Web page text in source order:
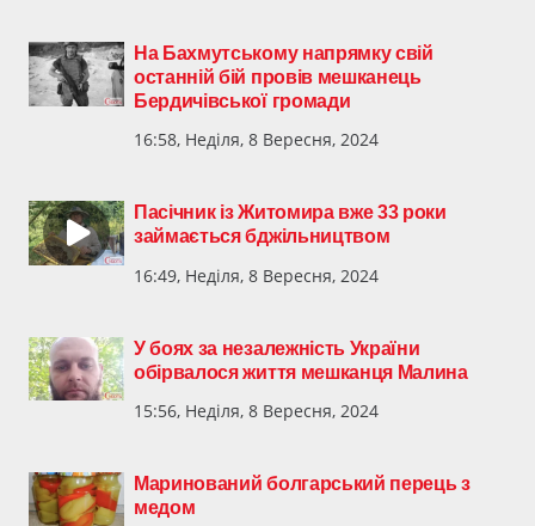
На Бахмутському напрямку свій
останній бій провів мешканець
Бердичівської громади
16:58, Неділя, 8 Вересня, 2024
Пасічник із Житомира вже 33 роки
займається бджільництвом
16:49, Неділя, 8 Вересня, 2024
У боях за незалежність України
обірвалося життя мешканця Малина
15:56, Неділя, 8 Вересня, 2024
Маринований болгарський перець з
медом